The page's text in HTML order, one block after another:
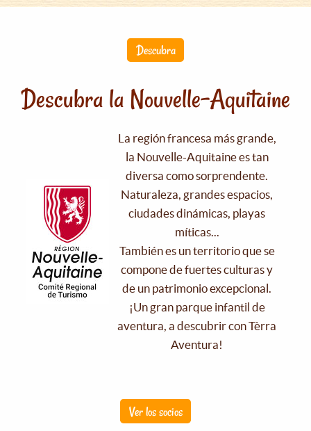
Descubra
Descubra la Nouvelle-Aquitaine
La región francesa más grande,
la Nouvelle-Aquitaine es tan
diversa como sorprendente.
Naturaleza, grandes espacios,
ciudades dinámicas, playas
míticas...
También es un territorio que se
compone de fuertes culturas y
de un patrimonio excepcional.
¡Un gran parque infantil de
aventura, a descubrir con Tèrra
Aventura!
Ver los socios